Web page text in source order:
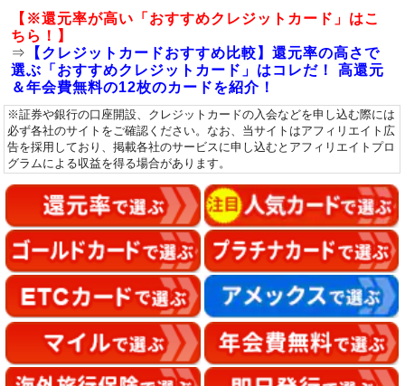
【※還元率が高い「おすすめクレジットカード」はこ
ちら！】
⇒
【クレジットカードおすすめ比較】還元率の高さで
選ぶ「おすすめクレジットカード」はコレだ！ 高還元
＆年会費無料の12枚のカードを紹介！
※証券や銀行の口座開設、クレジットカードの入会などを申し込む際には
必ず各社のサイトをご確認ください。なお、当サイトはアフィリエイト広
告を採用しており、掲載各社のサービスに申し込むとアフィリエイトプロ
グラムによる収益を得る場合があります。